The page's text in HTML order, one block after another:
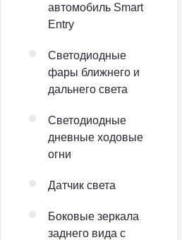
автомобиль Smart
Entry
Светодиодные
фары ближнего и
дальнего света
Светодиодные
дневные ходовые
огни
Датчик света
Боковые зеркала
заднего вида с